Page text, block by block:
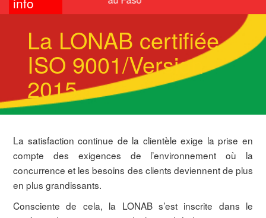
La LONAB certifiée
ISO 9001/Version
2015
La satisfaction continue de la clientèle exige la prise en
compte des exigences de l’environnement où la
concurrence et les besoins des clients deviennent de plus
en plus grandissants.
Consciente de cela, la LONAB s’est inscrite dans le